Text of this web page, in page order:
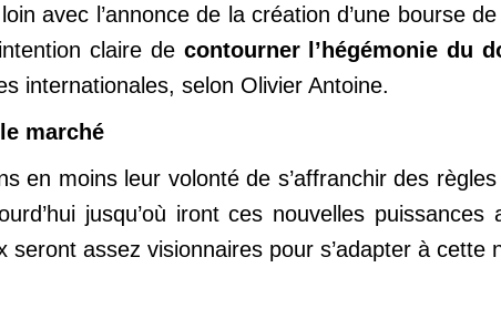
avec l’annonce de la création d’une bourse
claire de contourner l’hégémonie du
internationales, selon Olivier Antoine.
marché
en moins leur volonté de s’affranchir des
jusqu’où iront ces nouvelles
assez visionnaires pour s’adapter à cette